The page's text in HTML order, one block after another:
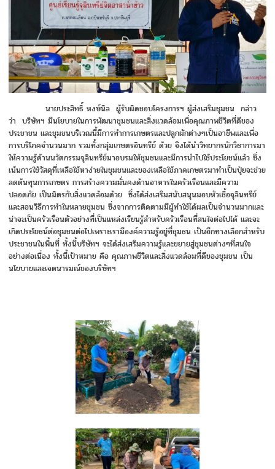
นายประสิทธิ์ หงษ์นิล ผู้รับผิดชอบโครงการฯ ผู้ส่งเสริมชุมชน กล่าว
ว่า บริษัทฯ มีนโยบายในการพัฒนาชุมชนและสิ่งแวดล้อมเพื่อคุณภาพชีวิตที่ดีของ
ประชาชน และชุมชนบริเวณนี้มีการทำการเกษตรและปลูกผักต่างๆเป็นอาชีพและเพื่อ
การบริโภคจำนวนมาก รวมทั้งกลุ่มเกษตรอินทรีย์ ด้วย จึงได้นำวิทยากรนักวิชาการมา
ให้ความรู้ด้านนวัตกรรมจุลินทรีย์มาอบรมให้ชุมชนและมีการนำไปใช้ประโยชน์แล้ว ซึ่ง
เน้นการใช้วัสดุที่เหลือใช้หาง่ายในชุมชนและของเหลือใช้ภาคเกษตรมาทำเป็นปุ๋ยจะช่วย
ลดต้นทุนการเกษตร การสร้างความมั่นคงด้านอาหารในครัวเรือนและมีความ
ปลอดภัย เป็นมิตรกับสิ่งแวดล้อมด้วย ซึ่งได้ส่งเสริมสนับสนุนมอบหัวเชื้อจุลินทรีย์
และสอนวิธีการทำในหลายชุมชน ซึ่งจากการติดตามมีผู้ทำใช้ได้ผลเป็นจำนวนมากและ
น่าจะเป็นครัวเรือนตัวอย่างที่เป็นแหล่งเรียนรู้สำหรับครัวเรือนที่สนใจต่อไปได้ และจะ
เกิดประโยชน์ต่อชุมชนต่อไปเพราะเรามีองค์ความรู้อยู่ที่ชุมชน เป็นอีกทางเลือกสำหรับ
ประชาชนในพื้นที่ ทั้งนี้บริษัทฯ จะได้ส่งเสริมความรู้และขยายสู่ชุมชนต่างๆที่สนใจ
อย่างต่อเนื่อง ทั้งนี้เป้าหมาย คือ คุณภาพชีวิตและสิ่งแวดล้อมที่ดีของชุมชน เป็น
นโยบายและเจตนารมณ์ของบริษัทฯ